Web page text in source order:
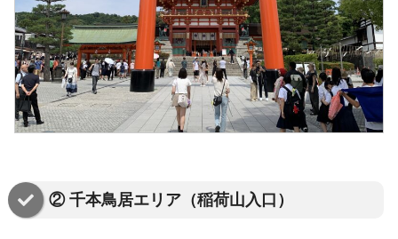
② 千本鳥居エリア（稲荷山入口）